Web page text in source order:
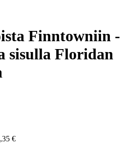
Finntowniin -
sisulla Floridan
€